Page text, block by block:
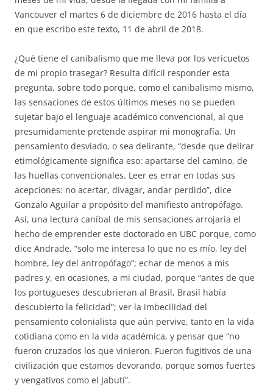
Vancouver el martes 6 de diciembre de 2016 hasta el día
en que escribo este texto, 11 de abril de 2018.
¿Qué tiene el canibalismo que me lleva por los vericuetos
de mi propio trasegar? Resulta difícil responder esta
pregunta, sobre todo porque, como el canibalismo mismo,
las sensaciones de estos últimos meses no se pueden
sujetar bajo el lenguaje académico convencional, al que
presumidamente pretende aspirar mi monografía. Un
pensamiento desviado, o sea delirante, “desde que delirar
etimológicamente significa eso: apartarse del camino, de
las huellas convencionales. Leer es errar en todas sus
acepciones: no acertar, divagar, andar perdido”, dice
Gonzalo Aguilar a propósito del manifiesto antropófago.
Así, una lectura caníbal de mis sensaciones arrojaría el
hecho de emprender este doctorado en UBC porque, como
dice Andrade, “solo me interesa lo que no es mío, ley del
hombre, ley del antropófago”; echar de menos a mis
padres y, en ocasiones, a mi ciudad, porque “antes de que
los portugueses descubrieran al Brasil, Brasil había
descubierto la felicidad”; ver la imbecilidad del
pensamiento colonialista que aún pervive, tanto en la vida
cotidiana como en la vida académica, y pensar que “no
fueron cruzados los que vinieron. Fueron fugitivos de una
civilización que estamos devorando, porque somos fuertes
y vengativos como el Jabutí”.